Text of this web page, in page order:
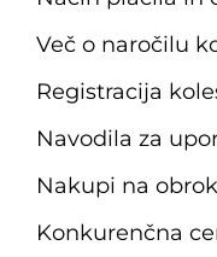
Več o naročilu
Registracija
Navodila za
Nakupi na
Konkurenčna